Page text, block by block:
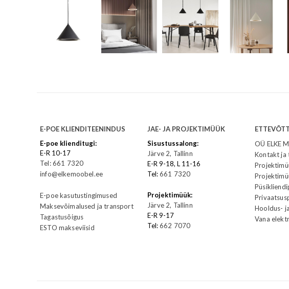
E-POE KLIENDITEENINDUS
E-poe klienditugi:
E-R 10-17
Tel: 661 7320
info@elkemoobel.ee
E-poe kasutustingimused
Maksevõimalused ja transport
Tagastusõigus
ESTO makseviisid
JAE- JA PROJEKTIMÜÜK
Sisustussalong:
Järve 2, Tallinn
E-R 9-18, L 11-16
Tel:661 7320
Projektimüük:
Järve 2, Tallinn
E-R 9-17
Tel:662 7070
OÜ ELKE
Kontakt ja
Hooldus-
Vana